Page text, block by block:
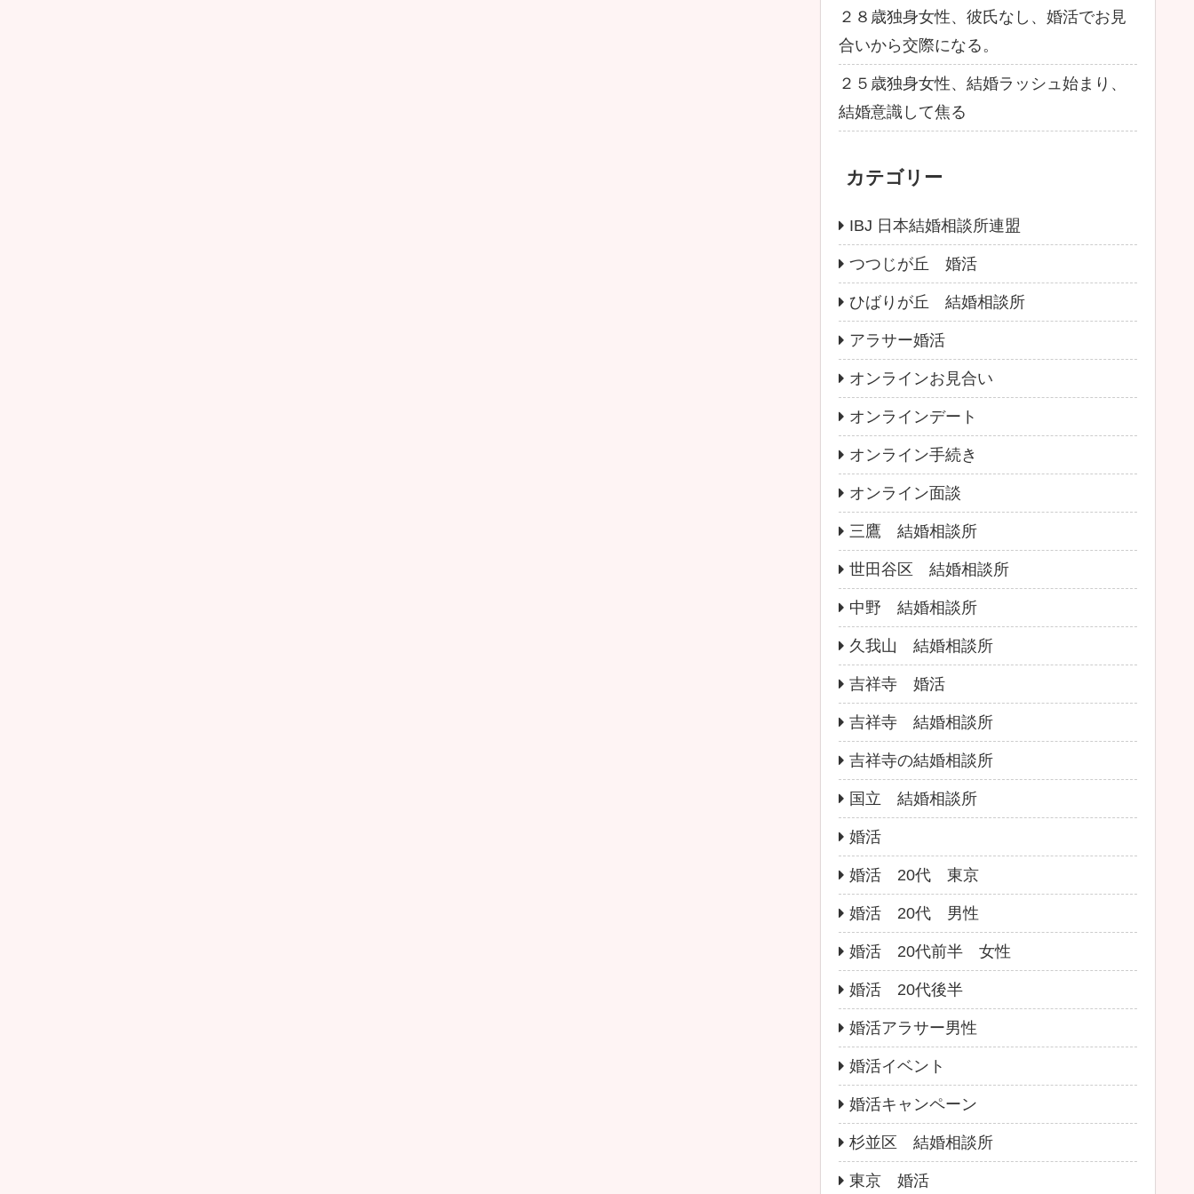
２８歳独身女性、彼氏なし、婚活でお見
合いから交際になる。
２５歳独身女性、結婚ラッシュ始まり、
結婚意識して焦る
カテゴリー
IBJ 日本結婚相談所連盟
つつじが丘 婚活
ひばりが丘 結婚相談所
アラサー婚活
オンラインお見合い
オンラインデート
オンライン手続き
オンライン面談
三鷹 結婚相談所
世田谷区 結婚相談所
中野 結婚相談所
久我山 結婚相談所
吉祥寺 婚活
吉祥寺 結婚相談所
吉祥寺の結婚相談所
国立 結婚相談所
婚活
婚活 20代 東京
婚活 20代 男性
婚活 20代前半 女性
婚活 20代後半
婚活アラサー男性
婚活イベント
婚活キャンペーン
杉並区 結婚相談所
東京 婚活